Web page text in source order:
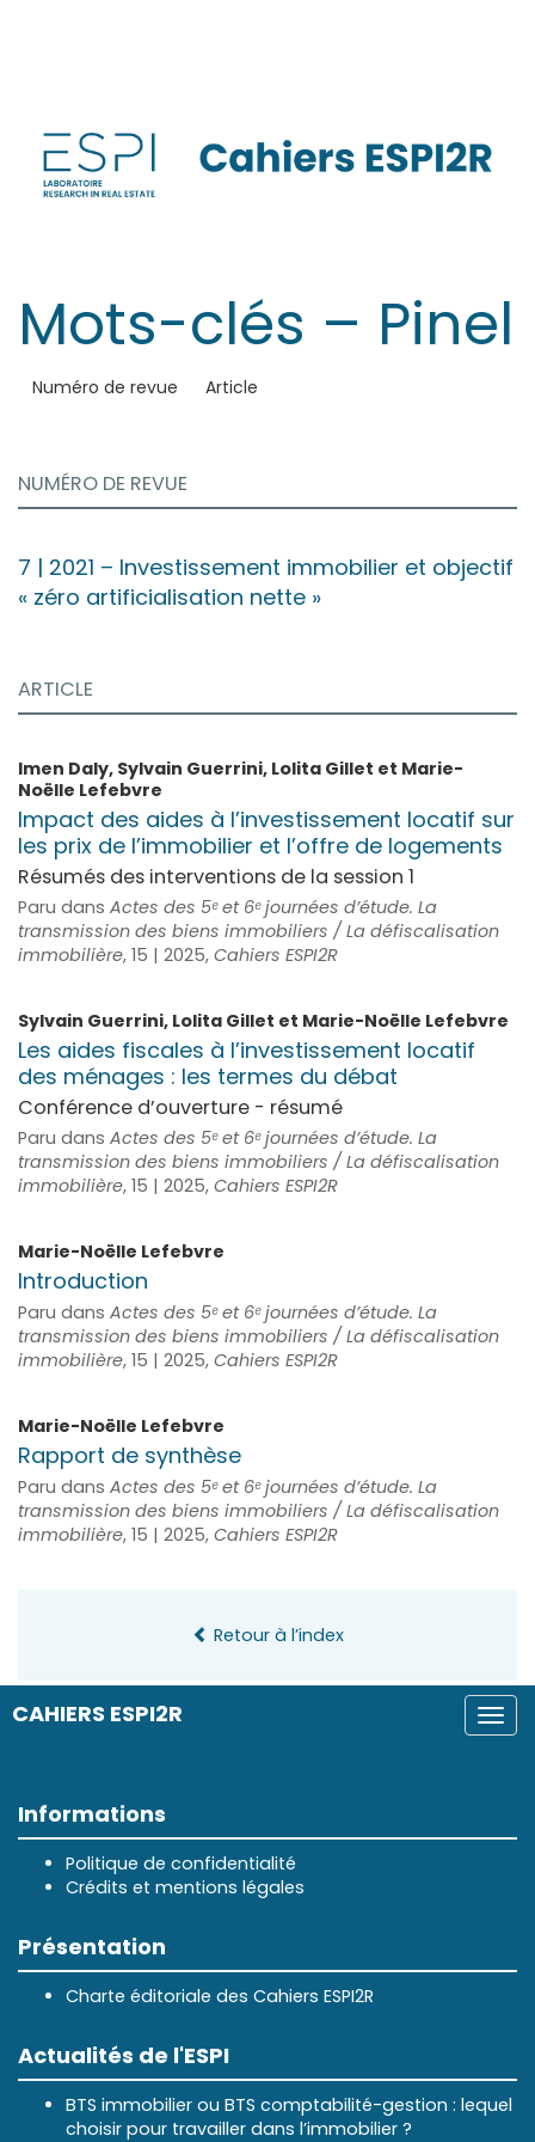
contenu
CAHIERS ESPI2R
Mots-clés – Pinel
Numéro de revue Article
NUMÉRO DE REVUE
7 | 2021 – Investissement immobilier et objectif
« zéro artificialisation nette »
ARTICLE
Imen Daly, Sylvain Guerrini, Lolita Gillet et Marie-
Noëlle Lefebvre
Impact des aides à l’investissement locatif sur
les prix de l’immobilier et l’offre de logements
Résumés des interventions de la session 1
Paru dans Actes des 5ᵉ et 6ᵉ journées d’étude. La
transmission des biens immobiliers / La défiscalisation
immobilière, 15 | 2025, Cahiers ESPI2R
Sylvain Guerrini, Lolita Gillet et Marie-Noëlle Lefebvre
Les aides fiscales à l’investissement locatif
des ménages : les termes du débat
Conférence d’ouverture - résumé
Paru dans Actes des 5ᵉ et 6ᵉ journées d’étude. La
transmission des biens immobiliers / La défiscalisation
immobilière, 15 | 2025, Cahiers ESPI2R
Marie-Noëlle Lefebvre
Introduction
Paru dans Actes des 5ᵉ et 6ᵉ journées d’étude. La
transmission des biens immobiliers / La défiscalisation
immobilière, 15 | 2025, Cahiers ESPI2R
Marie-Noëlle Lefebvre
Rapport de synthèse
Paru dans Actes des 5ᵉ et 6ᵉ journées d’étude. La
transmission des biens immobiliers / La défiscalisation
immobilière, 15 | 2025, Cahiers ESPI2R
Retour à l’index
Informations
Politique de confidentialité
Crédits et mentions légales
Présentation
Charte éditoriale des Cahiers ESPI2R
Actualités de l'ESPI
BTS immobilier ou BTS comptabilité-gestion : lequel
choisir pour travailler dans l’immobilier ?